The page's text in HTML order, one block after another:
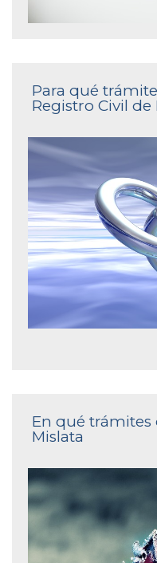
Para qué
Registro Civil de
En qué trámites
Mislata